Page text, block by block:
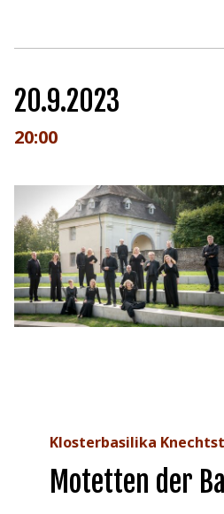
20.9.2023
20:00
Klosterbasilika
Motetten der